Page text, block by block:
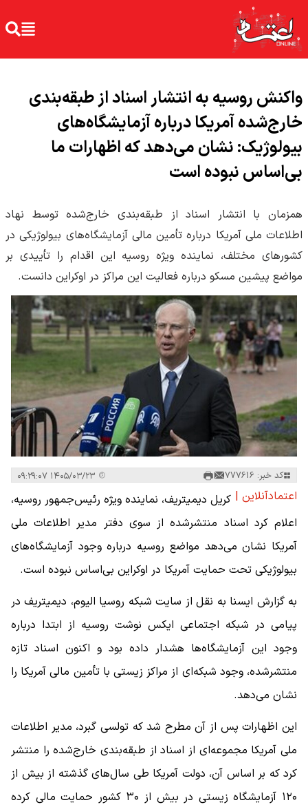
واکنش روسیه به انتشار اسناد از طبقه‌بندی
خارج‌شده آمریکا درباره آزمایشگاه‌های
بیولوژیک: نشان می‌دهد که اظهارات ما
بی‌اساس نبوده است
همزمان با انتشار اسناد از طبقه‌بندی خارج‌شده توسط نهاد
اطلاعات ملی آمریکا درباره تأمین مالی آزمایشگاه‌های بیولوژیکی در
کشورهای مختلف، نماینده ویژه روسیه این اقدام را تأییدی بر
مواضع پیشین مسکو درباره فعالیت این مراکز در اوکراین دانست.
کد خبر: 777616
اعتمادآنلاین | کریل دیمیتریف، نماینده ویژه رئیس‌جمهور روسیه،
اعلام کرد اسناد منتشرشده از سوی دفتر مدیر اطلاعات ملی
آمریکا نشان می‌دهد مواضع روسیه درباره وجود آزمایشگاه‌های
بیولوژیکی تحت حمایت آمریکا در اوکراین بی‌اساس نبوده است.
به گزارش ایسنا به نقل از سایت شبکه روسیا الیوم، دیمیتریف در
پیامی در شبکه اجتماعی ایکس نوشت روسیه از ابتدا درباره
وجود این آزمایشگاه‌ها هشدار داده بود و اکنون اسناد تازه
منتشرشده، وجود شبکه‌ای از مراکز زیستی با تأمین مالی آمریکا را
نشان می‌دهد.
این اظهارات پس از آن مطرح شد که تولسی گبرد، مدیر اطلاعات
ملی آمریکا مجموعه‌ای از اسناد از طبقه‌بندی خارج‌شده را منتشر
کرد که بر اساس آن، دولت آمریکا طی سال‌های گذشته از بیش از
۱۲۰ آزمایشگاه زیستی در بیش از ۳۰ کشور حمایت مالی کرده